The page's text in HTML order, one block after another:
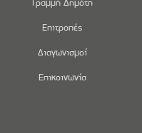
Γραμμή Δημότη
Επιτροπές
Διαγωνισμοί
Επικοινωνία